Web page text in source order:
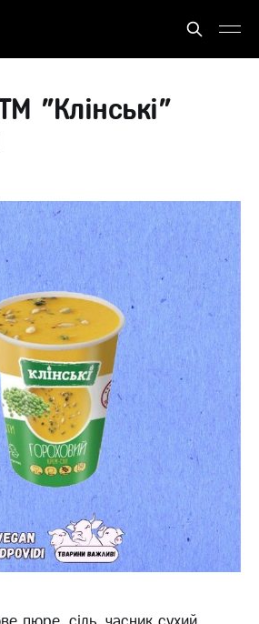
"Клінські"